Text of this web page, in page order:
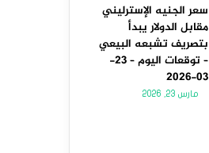
سعر الجنيه الإسترليني
مقابل الدولار يبدأ
بتصريف تشبعه البيعي
– توقعات اليوم – 23-
03-2026
مارس 23, 2026